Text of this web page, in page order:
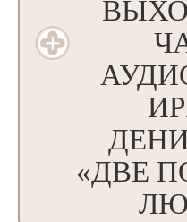
«ДВЕ